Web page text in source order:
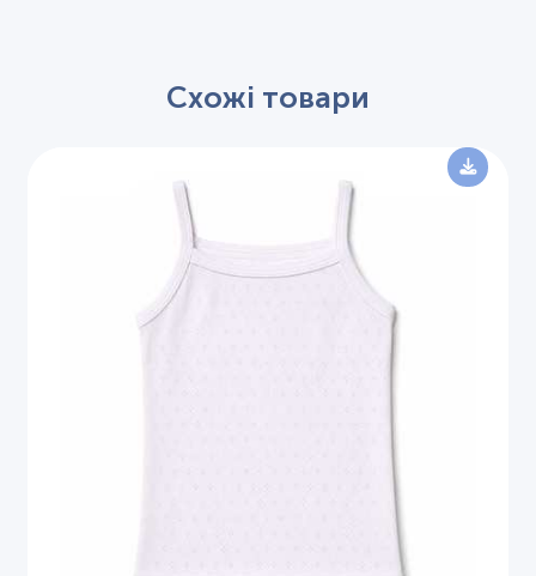
Схожі товари